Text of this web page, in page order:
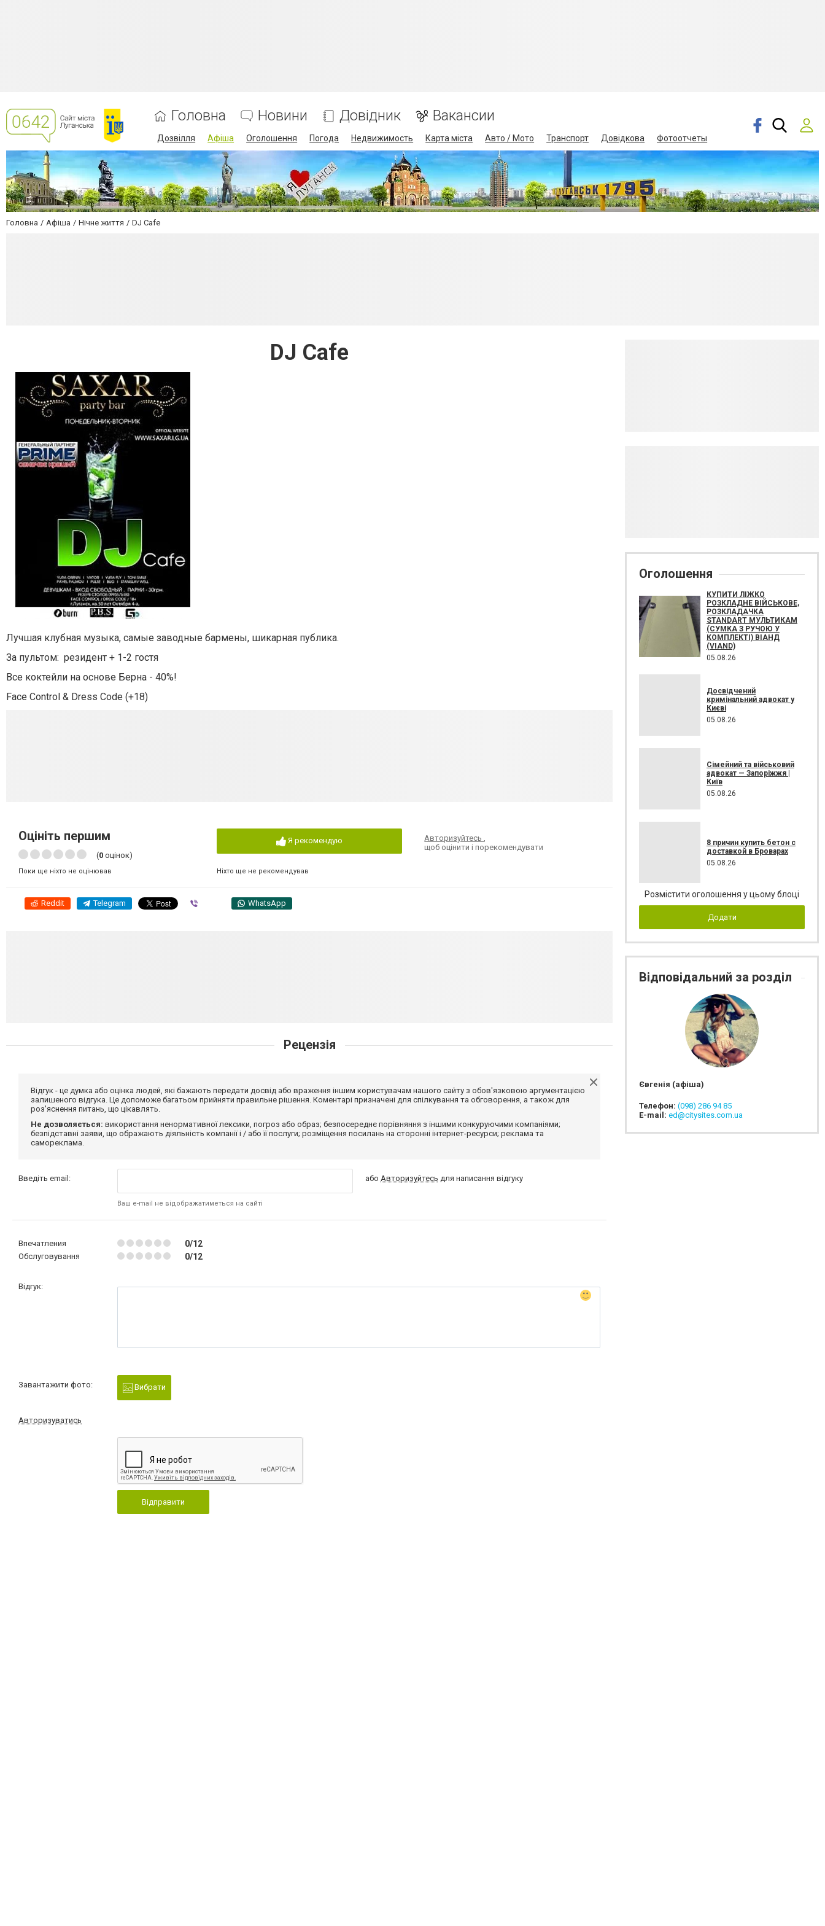
Головна Новини Довідник Вакансии
Дозвілля Афіша Оголошення Погода Недвижимость Карта міста Авто / Мото Транспорт Довідкова Фотоотчеты
Головна Афіша Нічне життя DJ Cafe
DJ Cafe
Лучшая клубная музыка, самые заводные бармены, шикарная публика.
За пультом: резидент + 1-2 гостя
Все коктейли на основе Берна - 40%!
Face Control & Dress Code (+18)
Оцініть першим
(0 оцінок)
Поки ще ніхто не оцінював
Я рекомендую
Ніхто ще не рекомендував
Авторизуйтесь,
щоб оцінити і порекомендувати
Reddit Telegram WhatsApp
Рецензія
Відгук - це думка або оцінка людей, які бажають передати досвід або враження іншим користувачам нашого сайту з обов'язковою аргументацією
залишеного відгука. Це допоможе багатьом прийняти правильне рішення. Коментарі призначені для спілкування та обговорення, а також для
роз'яснення питань, що цікавлять.
Не дозволяється: використання ненормативної лексики, погроз або образ; безпосереднє порівняння з іншими конкуруючими компаніями;
безпідставні заяви, що ображають діяльність компанії і / або її послуги; розміщення посилань на сторонні інтернет-ресурси; реклама та
самореклама.
Введіть email:
Ваш e-mail не відображатиметься на сайті
або Авторизуйтесь для написання відгуку
Впечатления 0/12
Обслуговування 0/12
Відгук:
Завантажити фото: Вибрати
Авторизуватись
Відправити
Оголошення
КУПИТИ ЛІЖКО
РОЗКЛАДНЕ ВІЙСЬКОВЕ,
РОЗКЛАДАЧКА
STANDART МУЛЬТИКАМ
(СУМКА З РУЧОЮ У
КОМПЛЕКТІ) ВІАНД
(VIAND)
05.08.26
Досвідчений
кримінальний адвокат у
Києві
05.08.26
Сімейний та військовий
адвокат — Запоріжжя |
Київ
05.08.26
8 причин купить бетон с
доставкой в Броварах
05.08.26
Розмістити оголошення у цьому блоці
Додати
Відповідальний за розділ
Євгенія (афіша)
Телефон: (098) 286 94 85
E-mail: ed@citysites.com.ua